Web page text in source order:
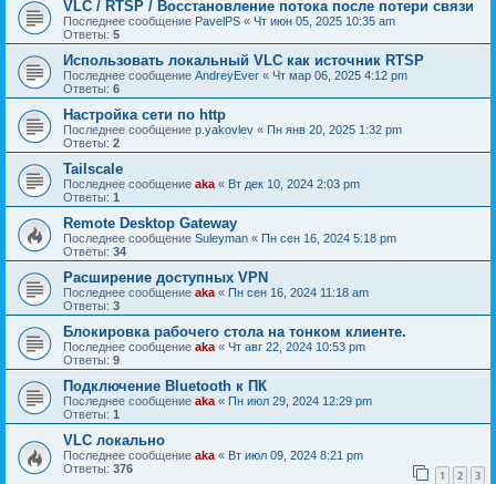
VLC / RTSP / Восстановление потока после потери связи
Последнее сообщение PavelPS « Чт июн 05, 2025 10:35 am
Ответы: 5
Использовать локальный VLC как источник RTSP
Последнее сообщение AndreyEver « Чт мар 06, 2025 4:12 pm
Ответы: 6
Настройка сети по http
Последнее сообщение p.yakovlev « Пн янв 20, 2025 1:32 pm
Ответы: 2
Tailscale
Последнее сообщение aka « Вт дек 10, 2024 2:03 pm
Ответы: 1
Remote Desktop Gateway
Последнее сообщение Suleyman « Пн сен 16, 2024 5:18 pm
Ответы: 34
Расширение доступных VPN
Последнее сообщение aka « Пн сен 16, 2024 11:18 am
Ответы: 3
Блокировка рабочего стола на тонком клиенте.
Последнее сообщение aka « Чт авг 22, 2024 10:53 pm
Ответы: 9
Подключение Bluetooth к ПК
Последнее сообщение aka « Пн июл 29, 2024 12:29 pm
Ответы: 1
VLC локально
Последнее сообщение aka « Вт июл 09, 2024 8:21 pm
Ответы: 376 1 2 3